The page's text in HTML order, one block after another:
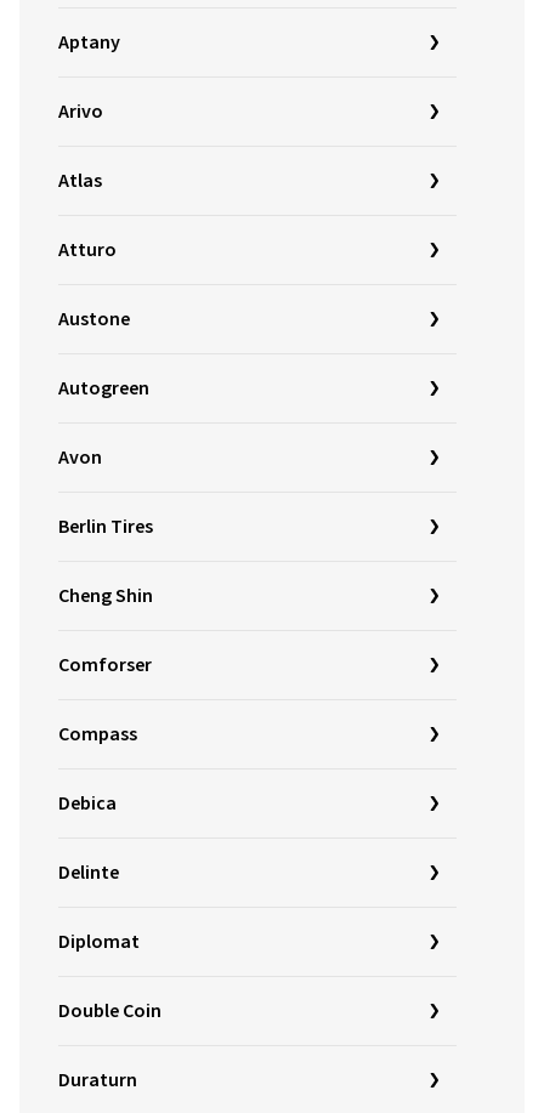
Aptany
Arivo
Atlas
Atturo
Austone
Autogreen
Avon
Berlin Tires
Cheng Shin
Comforser
Compass
Debica
Delinte
Diplomat
Double Coin
Duraturn